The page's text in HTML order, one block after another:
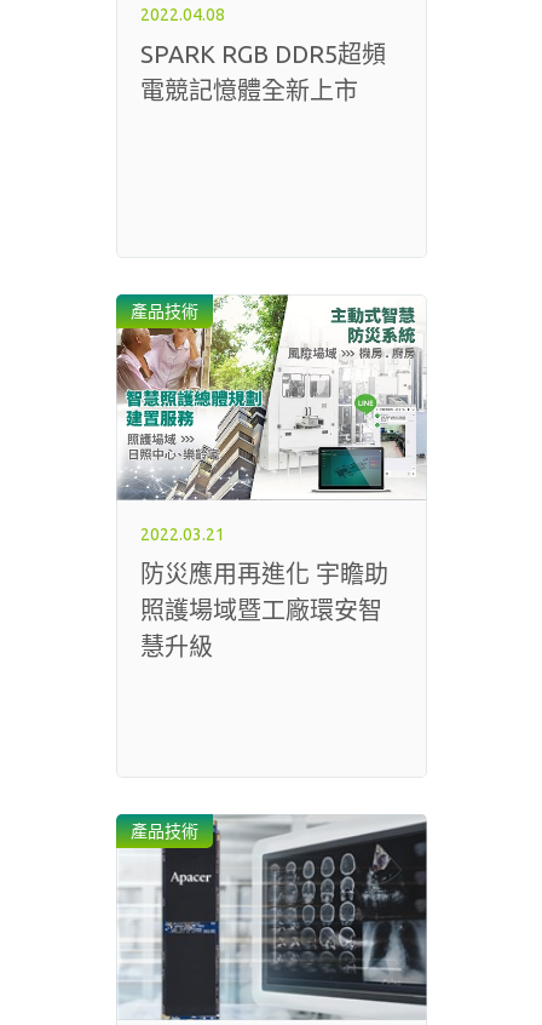
2022.04.08
SPARK RGB DDR5超頻
電競記憶體全新上市
產品技術
2022.03.21
防災應用再進化 宇瞻助
照護場域暨工廠環安智
慧升級
產品技術